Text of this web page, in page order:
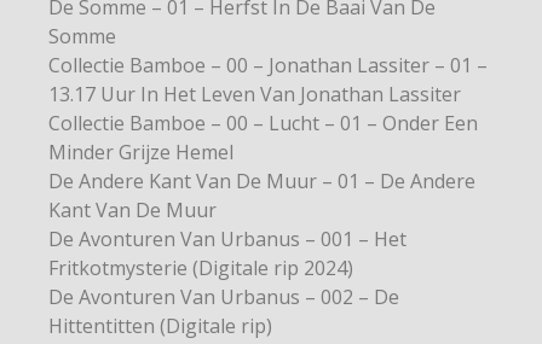
De Somme – 01 – Herfst In De Baai Van De
Somme
Collectie Bamboe – 00 – Jonathan Lassiter – 01 –
13.17 Uur In Het Leven Van Jonathan Lassiter
Collectie Bamboe – 00 – Lucht – 01 – Onder Een
Minder Grijze Hemel
De Andere Kant Van De Muur – 01 – De Andere
Kant Van De Muur
De Avonturen Van Urbanus – 001 – Het
Fritkotmysterie (Digitale rip 2024)
De Avonturen Van Urbanus – 002 – De
Hittentitten (Digitale rip)